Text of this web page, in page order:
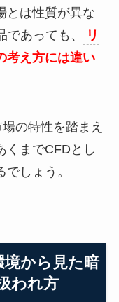
とは性質が異な
あっても、
リ
考え方には違い
の特性を踏まえ
くまでCFDとし
しょう。
境から見た暗
われ方